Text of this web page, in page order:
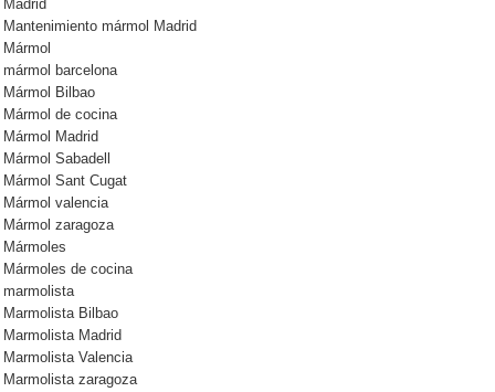
Madrid
Mantenimiento mármol Madrid
Mármol
mármol barcelona
Mármol Bilbao
Mármol de cocina
Mármol Madrid
Mármol Sabadell
Mármol Sant Cugat
Mármol valencia
Mármol zaragoza
Mármoles
Mármoles de cocina
marmolista
Marmolista Bilbao
Marmolista Madrid
Marmolista Valencia
Marmolista zaragoza